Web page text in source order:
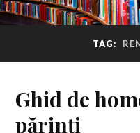
TAG:
Ghid de
părinți